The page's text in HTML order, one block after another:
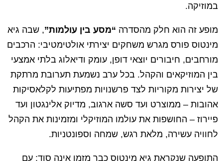
במוזיקה.
מופע זה הוא חלק מהסדרה “מסע בין עולמות”, שבה גיא
מינטוס פורס מגרש משחקים יצירתי אולטימטיבי: הרכבים
מורחבים, חיבורים יוצאי דופן, עומק ודיאלוג בלתי אמצעי
בין המוזיקאים והקהל. בכל ערב נשמעת תערובת מרתקת
של יצירות מקוריות לצד פרשנויות מפתיעות לקלאסיקות
אהובות – ממוצרט ועד סשה ארגוב, מדיוק אלינגטון ועד
פיירוז – החושפות את עולמו המוזיקלי ומזמינות את הקהל
לחוויה עשירה, מלאת רגש, שמחה וספונטניות.
התופעה שנקראת גיא מינטוס כבר מזמן אינה סוד: עם